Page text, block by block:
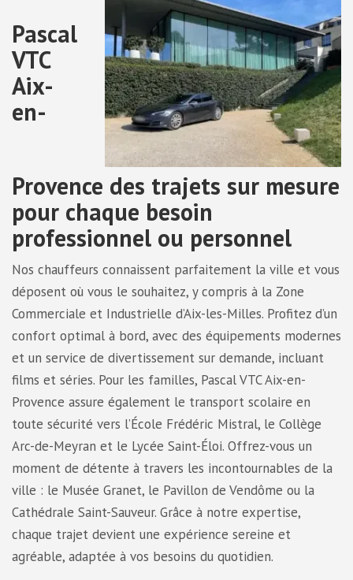
Pascal
VTC
Aix-
en-
Provence des trajets sur mesure
pour chaque besoin
professionnel ou personnel
Nos chauffeurs connaissent parfaitement la ville et vous
déposent où vous le souhaitez, y compris à la Zone
Commerciale et Industrielle d’Aix-les-Milles. Profitez d’un
confort optimal à bord, avec des équipements modernes
et un service de divertissement sur demande, incluant
films et séries. Pour les familles, Pascal VTC Aix-en-
Provence assure également le transport scolaire en
toute sécurité vers l’École Frédéric Mistral, le Collège
Arc-de-Meyran et le Lycée Saint-Éloi. Offrez-vous un
moment de détente à travers les incontournables de la
ville : le Musée Granet, le Pavillon de Vendôme ou la
Cathédrale Saint-Sauveur. Grâce à notre expertise,
chaque trajet devient une expérience sereine et
agréable, adaptée à vos besoins du quotidien.